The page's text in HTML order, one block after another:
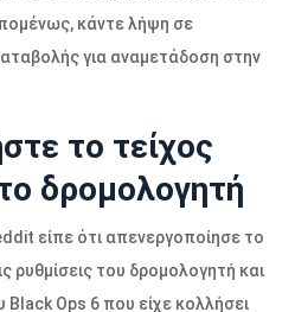
κάντε λήψη σε
για αναμετάδοση στην
το τείχος
δρομολογητή
είπε ότι απενεργοποίησε το
ρυθμίσεις του δρομολογητή και
Ops 6 που είχε κολλήσει